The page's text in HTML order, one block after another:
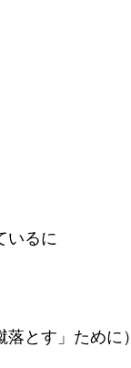
いるに
とす」ために）